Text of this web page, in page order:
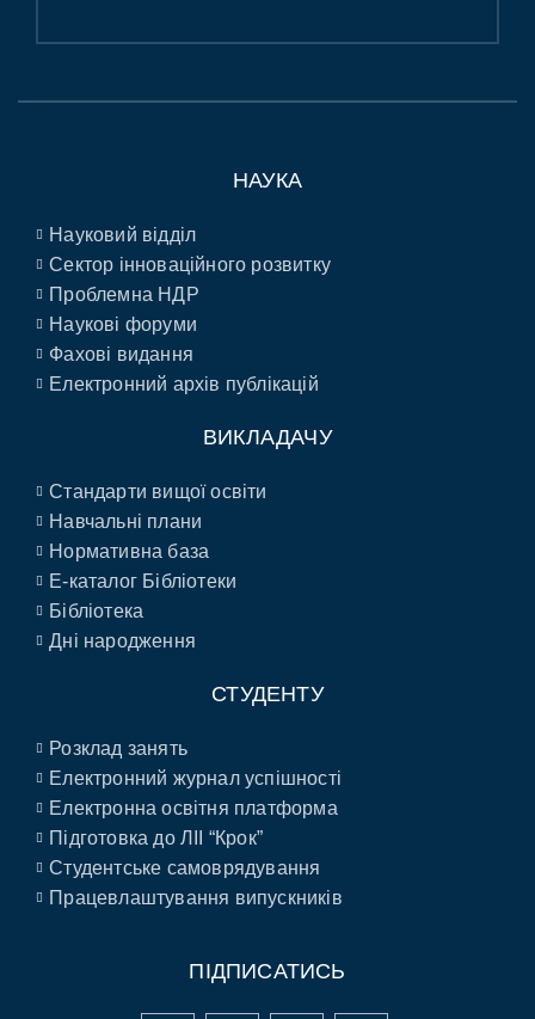
НАУКА
Науковий відділ
Сектор інноваційного розвитку
Проблемна НДР
Наукові форуми
Фахові видання
Електронний архів публікацій
ВИКЛАДАЧУ
Стандарти вищої освіти
Навчальні плани
Нормативна база
E-каталог Бібліотеки
Бібліотека
Дні народження
СТУДЕНТУ
Розклад занять
Електронний журнал успішності
Електронна освітня платформа
Підготовка до ЛІІ “Крок”
Студентське самоврядування
Працевлаштування випускників
ПІДПИСАТИСЬ